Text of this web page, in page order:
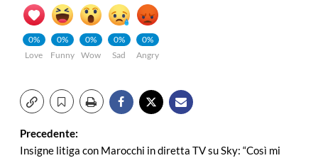
0%
Love
0%
Funny
0%
Wow
0%
Sad
0%
Angry
Navigazione
Precedente:
Insigne litiga con Marocchi in diretta TV su Sky: “Così mi